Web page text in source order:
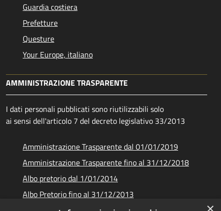
Guardia costiera
Prefetture
Questure
Your Europe, italiano
AMMINISTRAZIONE TRASPARENTE
I dati personali pubblicati sono riutilizzabili solo
ai sensi dell'articolo 7 del decreto legislativo 33/2013
Amministrazione Trasparente dal 01/01/2019
Amministrazione Trasparente fino al 31/12/2018
Albo pretorio dal 1/01/2014
Albo Pretorio fino al 31/12/2013